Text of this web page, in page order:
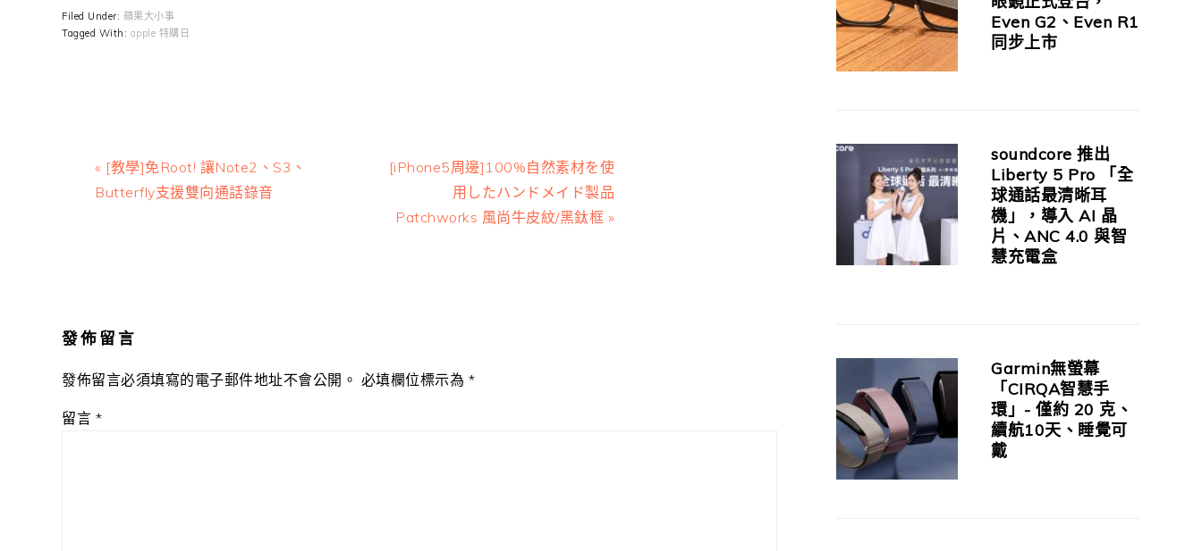
Filed Under: 蘋果大小事
Tagged With: apple 特購日
Previous
Post:
« [教學]免Root! 讓Note2、S3、
Butterfly支援雙向通話錄音
Next
[iPhone5周邊]100%自然素材を使
用したハンドメイド製品
Patchworks 風尚牛皮紋/黑鈦框 »
發佈留言
發佈留言必須填寫的電子郵件地址不會公開。 必填欄位標示為 *
留言 *
Even G2、Even R1
同步上市
soundcore 推出
Liberty 5 Pro 「全
球通話最清晰耳
機」，導入 AI 晶
片、ANC 4.0 與智
慧充電盒
Garmin無螢幕
「CIRQA智慧手
環」- 僅約 20 克、
續航10天、睡覺可
戴